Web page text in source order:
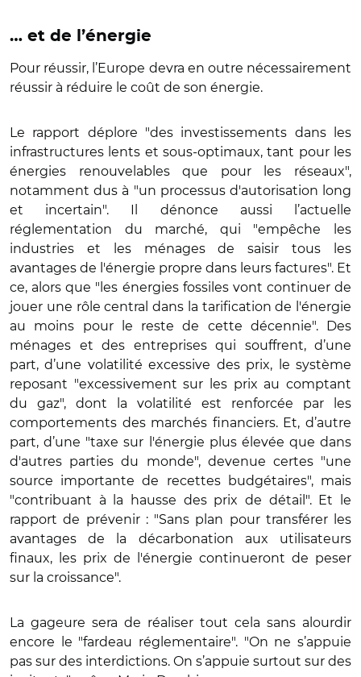
… et de l’énergie
Pour réussir, l’Europe devra en outre nécessairement
réussir à réduire le coût de son énergie.
Le rapport déplore "des investissements dans les
infrastructures lents et sous-optimaux, tant pour les
énergies renouvelables que pour les réseaux",
notamment dus à "un processus d'autorisation long
et incertain". Il dénonce aussi l’actuelle
réglementation du marché, qui "empêche les
industries et les ménages de saisir tous les
avantages de l'énergie propre dans leurs factures". Et
ce, alors que "les énergies fossiles vont continuer de
jouer une rôle central dans la tarification de l'énergie
au moins pour le reste de cette décennie". Des
ménages et des entreprises qui souffrent, d’une
part, d’une volatilité excessive des prix, le système
reposant "excessivement sur les prix au comptant
du gaz", dont la volatilité est renforcée par les
comportements des marchés financiers. Et, d’autre
part, d’une "taxe sur l'énergie plus élevée que dans
d'autres parties du monde", devenue certes "une
source importante de recettes budgétaires", mais
"contribuant à la hausse des prix de détail". Et le
rapport de prévenir : "Sans plan pour transférer les
avantages de la décarbonation aux utilisateurs
finaux, les prix de l'énergie continueront de peser
sur la croissance".
La gageure sera de réaliser tout cela sans alourdir
encore le "fardeau réglementaire". "On ne s’appuie
pas sur des interdictions. On s’appuie surtout sur des